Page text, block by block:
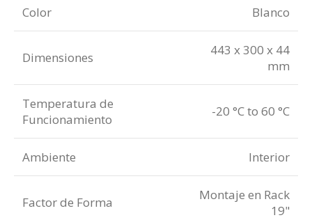
Color Blanco
Dimensiones
443 x 300 x 44
mm
Temperatura de
Funcionamiento
-20 °C to 60 °C
Ambiente Interior
Factor de Forma
Montaje en Rack
19"